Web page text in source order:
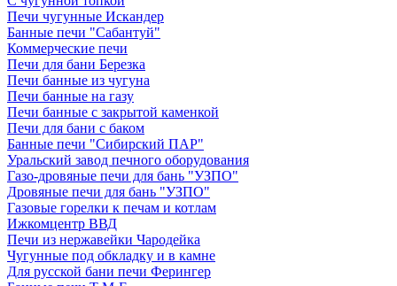
Печи чугунные Искандер
Банные печи "Сабантуй"
Коммерческие печи
Печи для бани Березка
Печи банные из чугуна
Печи банные на газу
Печи банные с закрытой каменкой
Печи для бани с баком
Банные печи "Сибирский ПАР"
Уральский завод печного оборудования
Газо-дровяные печи для бань "УЗПО"
Дровяные печи для бань "УЗПО"
Газовые горелки к печам и котлам
Ижкомцентр ВВД
Печи из нержавейки Чародейка
Чугунные под обкладку и в камне
Для русской бани печи Ферингер